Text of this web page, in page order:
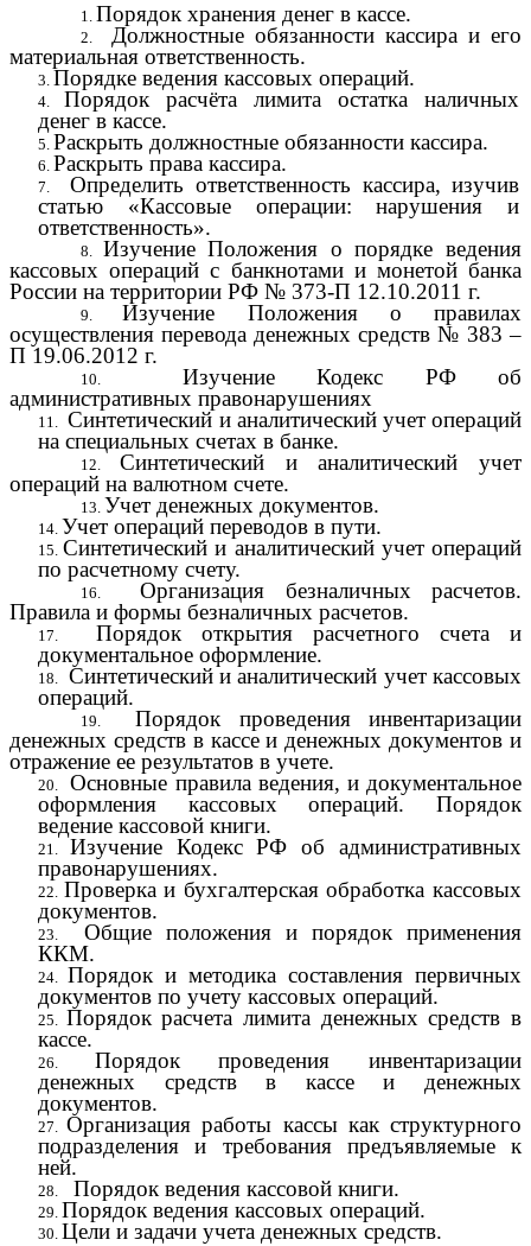
Порядок хранения денег в кассе.
Должностные обязанности кассира и его
материальная ответственность.
Порядке ведения кассовых операций.
Порядок расчёта лимита остатка наличных
денег в кассе.
Раскрыть должностные обязанности кассира.
Раскрыть права кассира.
Определить ответственность кассира, изучив
статью «Кассовые операции: нарушения и
ответственность».
Изучение Положения о порядке ведения
кассовых операций с банкнотами и монетой банка
России на территории РФ № 373-П 12.10.2011 г.
Изучение Положения о правилах
осуществления перевода денежных средств № 383 –
П 19.06.2012 г.
Изучение Кодекс РФ об
административных правонарушениях
Синтетический и аналитический учет операций
на специальных счетах в банке.
Синтетический и аналитический учет
операций на валютном счете.
Учет денежных документов.
Учет операций переводов в пути.
Синтетический и аналитический учет операций
по расчетному счету.
Организация безналичных расчетов.
Правила и формы безналичных расчетов.
Порядок открытия расчетного счета и
документальное оформление.
Синтетический и аналитический учет кассовых
операций.
Порядок проведения инвентаризации
денежных средств в кассе и денежных документов и
отражение ее результатов в учете.
Основные правила ведения, и документальное
оформления кассовых операций. Порядок
ведение кассовой книги.
Изучение Кодекс РФ об административных
правонарушениях.
Проверка и бухгалтерская обработка кассовых
документов.
Общие положения и порядок применения
ККМ.
Порядок и методика составления первичных
документов по учету кассовых операций.
Порядок расчета лимита денежных средств в
кассе.
Порядок проведения инвентаризации
денежных средств в кассе и денежных
документов.
Организация работы кассы как структурного
подразделения и требования предъявляемые к
ней.
Порядок ведения кассовой книги.
Порядок ведения кассовых операций.
Цели и задачи учета денежных средств.